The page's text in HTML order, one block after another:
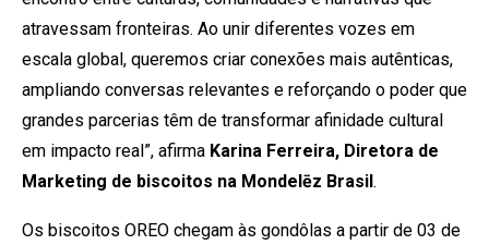
atravessam fronteiras. Ao unir diferentes vozes em
escala global, queremos criar conexões mais autênticas,
ampliando conversas relevantes e reforçando o poder que
grandes parcerias têm de transformar afinidade cultural
em impacto real”, afirma Karina Ferreira, Diretora de
Marketing de biscoitos na Mondelēz Brasil.
Os biscoitos OREO chegam às gondôlas a partir de 03 de